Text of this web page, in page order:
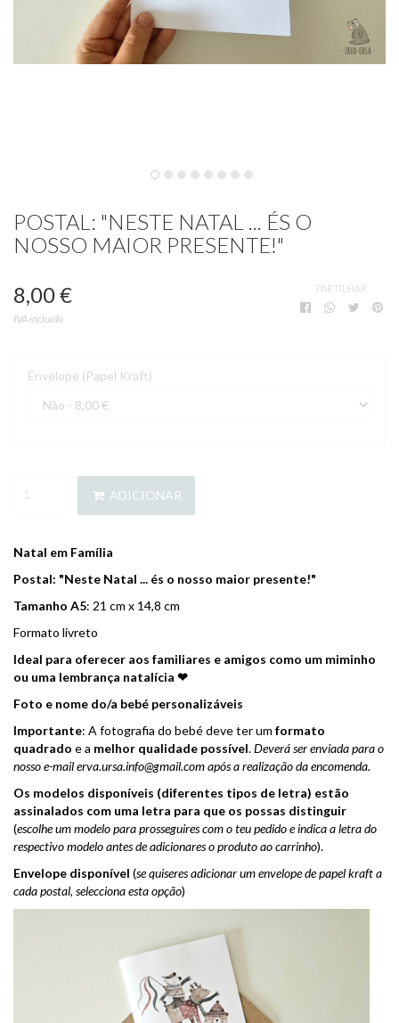
POSTAL: "NESTE NATAL ... ÉS O
NOSSO MAIOR PRESENTE!"
8,00 €
IVA incluído
PARTILHAR
Envelope (Papel Kraft)
ADICIONAR
Natal em Família
Postal: "Neste Natal ... és o nosso maior presente!"
Tamanho A5: 21 cm x 14,8 cm
Formato livreto
Ideal para oferecer aos familiares e amigos como um miminho
ou uma lembrança natalícia ❤
Foto e nome do/a bebé personalizáveis
Importante: A fotografia do bebé deve ter um formato
quadrado e a melhor qualidade possível.Deverá ser enviada para o
nosso e-mail erva.ursa.info@gmail.com após a realização da encomenda.
Os modelos disponíveis (diferentes tipos de letra) estão
assinalados com uma letra para que os possas distinguir
(escolhe um modelo para prosseguires com o teu pedido e indica a letra do
respectivo modelo antes de adicionares o produto ao carrinho).
Envelope disponível (se quiseres adicionar um envelope de papel kraft a
cada postal, selecciona esta opção)